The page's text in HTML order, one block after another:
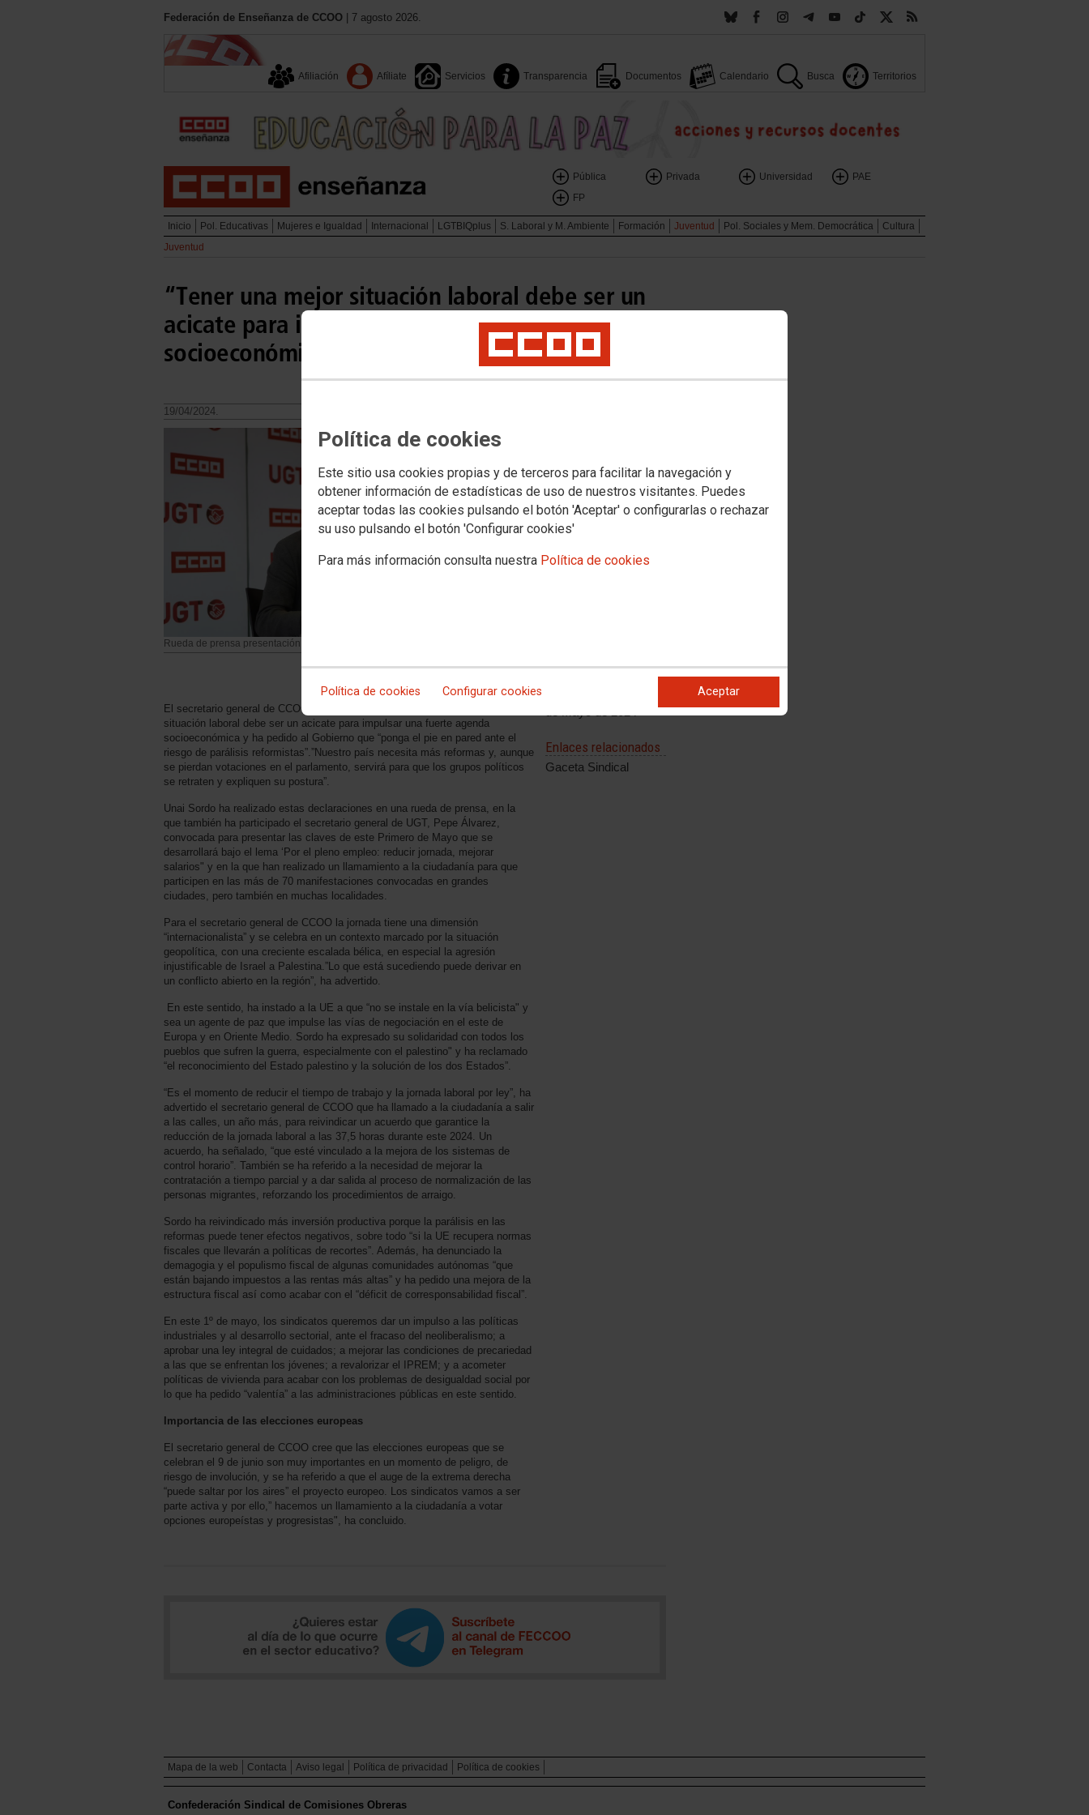
Política de cookies
Este sitio usa cookies propias y de terceros para facilitar la navegación y
obtener información de estadísticas de uso de nuestros visitantes. Puedes
aceptar todas las cookies pulsando el botón 'Aceptar' o configurarlas o rechazar
su uso pulsando el botón 'Configurar cookies'
Para más información consulta nuestra Política de cookies
Política de cookies Configurar cookies Aceptar
Federación de Enseñanza de CCOO | 7 agosto 2026.
Afiliación Afíliate Servicios Transparencia Documentos Calendario Busca Territorios
Pública Privada Universidad
PAE
FP
Inicio Pol. Educativas Mujeres e Igualdad Internacional LGTBIQplus S. Laboral y M. Ambiente Formación Juventud Pol. Sociales y Mem. Democrática
Cultura
Juventud
“Tener una mejor situación laboral debe ser un
acicate para impulsar una fuerte agenda
socioeconómica”
19/04/2024.
Rueda de prensa presentación 1 mayo 2024
El secretario general de CCOO, Unai Sordo, cree que tener una mejor
situación laboral debe ser un acicate para impulsar una fuerte agenda
socioeconómica y ha pedido al Gobierno que “ponga el pie en pared ante el
riesgo de parálisis reformistas”.”Nuestro país necesita más reformas y, aunque
se pierdan votaciones en el parlamento, servirá para que los grupos políticos
se retraten y expliquen su postura”.
Unai Sordo ha realizado estas declaraciones en una rueda de prensa, en la
que también ha participado el secretario general de UGT, Pepe Álvarez,
convocada para presentar las claves de este Primero de Mayo que se
desarrollará bajo el lema ‘Por el pleno empleo: reducir jornada, mejorar
salarios" y en la que han realizado un llamamiento a la ciudadanía para que
participen en las más de 70 manifestaciones convocadas en grandes
ciudades, pero también en muchas localidades.
Para el secretario general de CCOO la jornada tiene una dimensión
“internacionalista” y se celebra en un contexto marcado por la situación
geopolítica, con una creciente escalada bélica, en especial la agresión
injustificable de Israel a Palestina.”Lo que está sucediendo puede derivar en
un conflicto abierto en la región”, ha advertido.
En este sentido, ha instado a la UE a que “no se instale en la vía belicista" y
sea un agente de paz que impulse las vías de negociación en el este de
Europa y en Oriente Medio. Sordo ha expresado su solidaridad con todos los
pueblos que sufren la guerra, especialmente con el palestino" y ha reclamado
“el reconocimiento del Estado palestino y la solución de los dos Estados”.
“Es el momento de reducir el tiempo de trabajo y la jornada laboral por ley”, ha
advertido el secretario general de CCOO que ha llamado a la ciudadanía a salir
a las calles, un año más, para reivindicar un acuerdo que garantice la
reducción de la jornada laboral a las 37,5 horas durante este 2024. Un
acuerdo, ha señalado, “que esté vinculado a la mejora de los sistemas de
control horario”. También se ha referido a la necesidad de mejorar la
contratación a tiempo parcial y a dar salida al proceso de normalización de las
personas migrantes, reforzando los procedimientos de arraigo.
Sordo ha reivindicado más inversión productiva porque la parálisis en las
reformas puede tener efectos negativos, sobre todo “si la UE recupera normas
fiscales que llevarán a políticas de recortes”. Además, ha denunciado la
demagogia y el populismo fiscal de algunas comunidades autónomas “que
están bajando impuestos a las rentas más altas” y ha pedido una mejora de la
estructura fiscal así como acabar con el “déficit de corresponsabilidad fiscal”.
En este 1º de mayo, los sindicatos queremos dar un impulso a las políticas
industriales y al desarrollo sectorial, ante el fracaso del neoliberalismo; a
aprobar una ley integral de cuidados; a mejorar las condiciones de precariedad
a las que se enfrentan los jóvenes; a revalorizar el IPREM; y a acometer
políticas de vivienda para acabar con los problemas de desigualdad social por
lo que ha pedido “valentía” a las administraciones públicas en este sentido.
Importancia de las elecciones europeas
El secretario general de CCOO cree que las elecciones europeas que se
celebran el 9 de junio son muy importantes en un momento de peligro, de
riesgo de involución, y se ha referido a que el auge de la extrema derecha
“puede saltar por los aires” el proyecto europeo. Los sindicatos vamos a ser
parte activa y por ello,” hacemos un llamamiento a la ciudadanía a votar
opciones europeístas y progresistas", ha concluido.
Manifiesto 1º Mayo
Enlaces relacionados
Gaceta Sindical
Mapa de la web Contacta Aviso legal Política de privacidad Política de cookies
Confederación Sindical de Comisiones Obreras